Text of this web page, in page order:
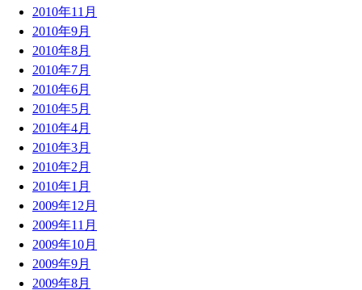
2010年11月
2010年9月
2010年8月
2010年7月
2010年6月
2010年5月
2010年4月
2010年3月
2010年2月
2010年1月
2009年12月
2009年11月
2009年10月
2009年9月
2009年8月